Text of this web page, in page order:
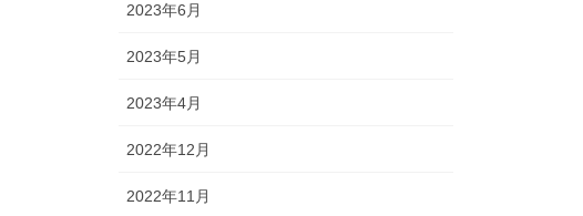
2023年6月
2023年5月
2023年4月
2022年12月
2022年11月